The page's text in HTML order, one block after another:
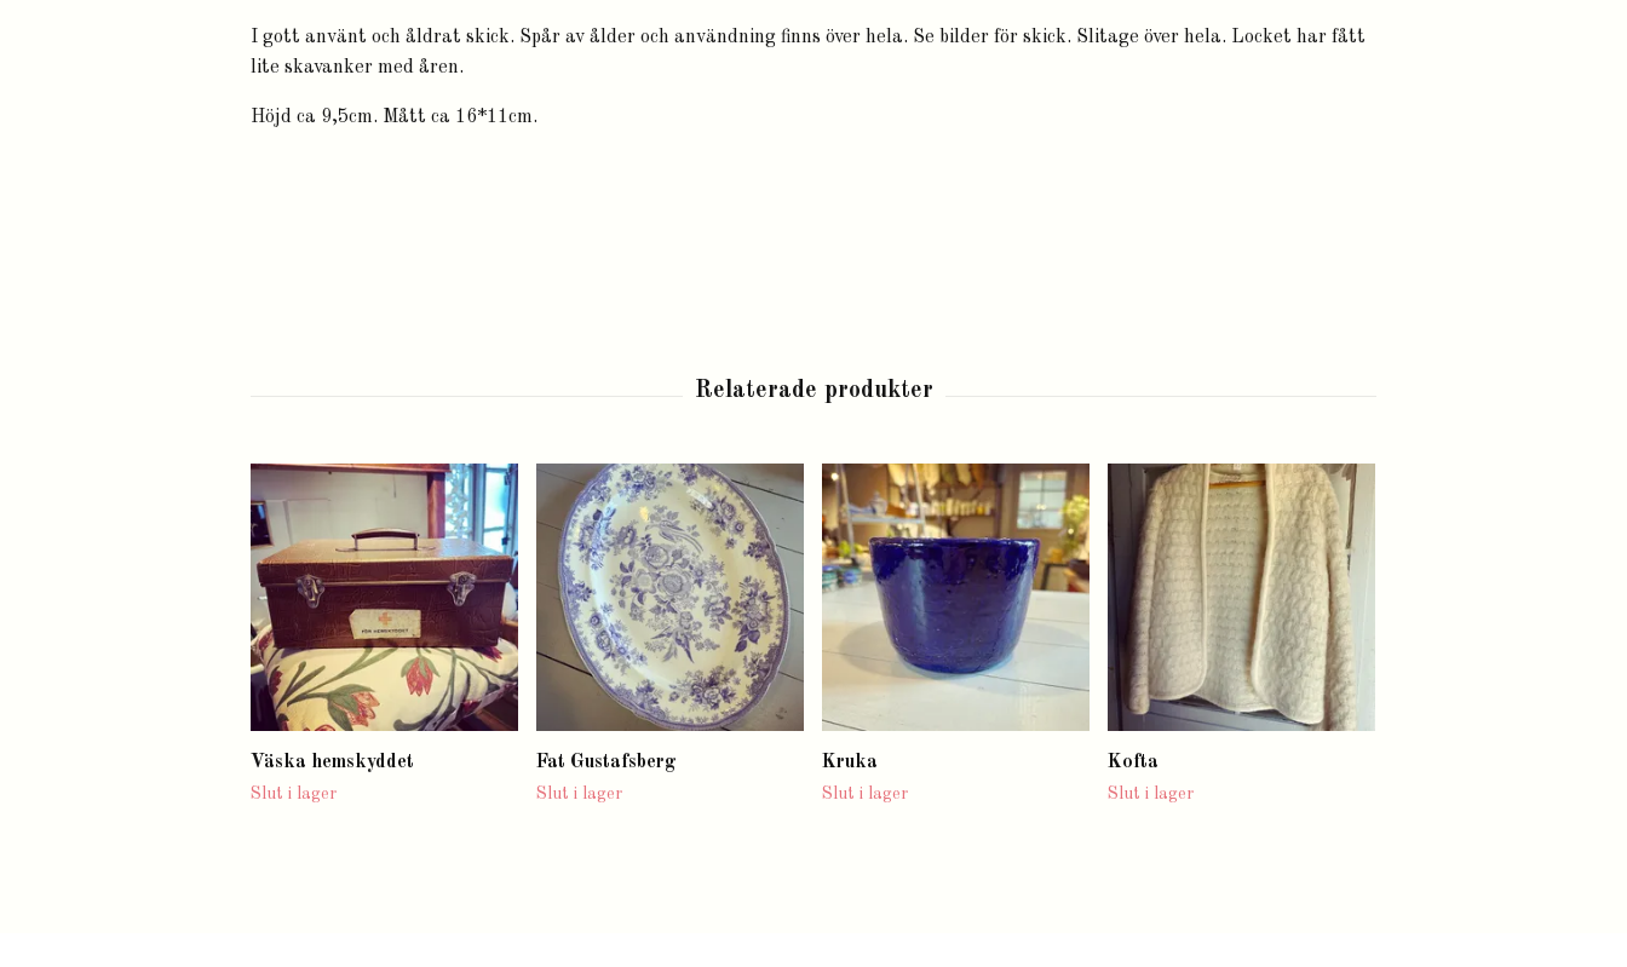
I gott använt och åldrat skick. Spår av ålder och användning finns över hela. Se bilder för skick. Slitage över hela. Locket har fått
lite skavanker med åren.
Höjd ca 9,5cm. Mått ca 16*11cm.
Väska hemskyddet
Slut i lager
Fat Gustafsberg
Slut i lager
Kruka
Slut i lager
Kofta
Slut i lager